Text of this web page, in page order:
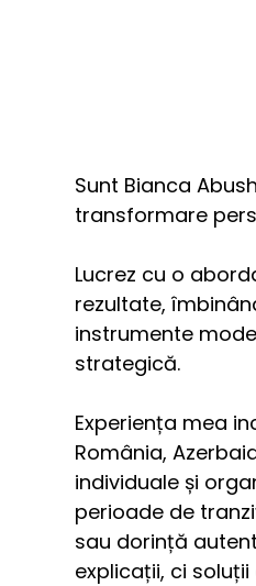
Sunt Bianca
transformare
Lucrez cu o
rezultate,
instrumente
strategică.
Experiența mea
România,
individuale și
perioade de
sau dorință
explicații, ci